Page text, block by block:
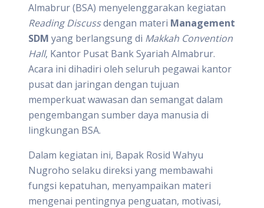
Almabrur (BSA) menyelenggarakan kegiatan
Reading Discussdengan materi Management
SDM yang berlangsung di Makkah Convention
Hall, Kantor Pusat Bank Syariah Almabrur.
Acara ini dihadiri oleh seluruh pegawai kantor
pusat dan jaringan dengan tujuan
memperkuat wawasan dan semangat dalam
pengembangan sumber daya manusia di
lingkungan BSA.
Dalam kegiatan ini, Bapak Rosid Wahyu
Nugroho selaku direksi yang membawahi
fungsi kepatuhan, menyampaikan materi
mengenai pentingnya penguatan, motivasi,